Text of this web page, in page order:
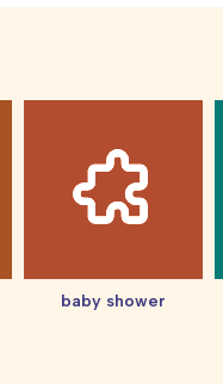
baby shower
Wrocław